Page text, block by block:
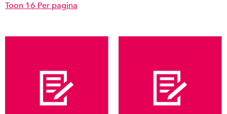
Toon 16 Per pagina